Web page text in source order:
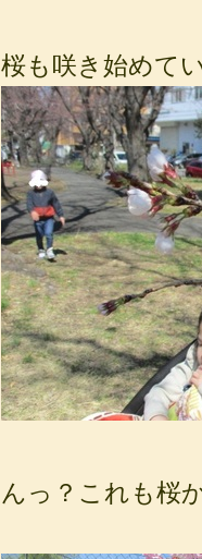
桜も咲き始めて
んっ？これも桜